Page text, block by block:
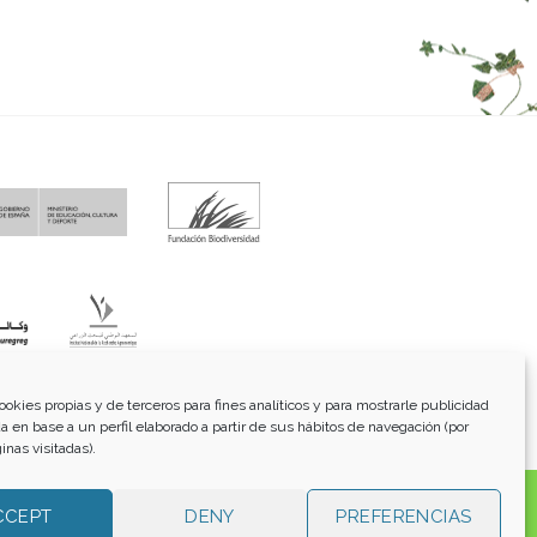
propias y de terceros para fines analíticos y para mostrarle publicidad
en base a un perfil elaborado a partir de sus hábitos de navegación (por
visitadas).
DENY PREFERENCIAS
Tel:91 543 46 73
transmitidos, exhibidos, publicados o retransmitidos
ninguna marca, derecho de autor u otro aviso de